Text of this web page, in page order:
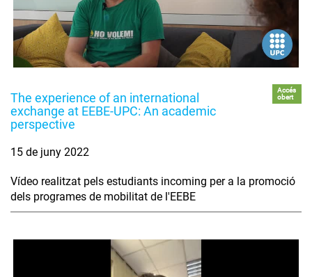
The experience of an international
exchange at EEBE-UPC: An academic
perspective
Accés
obert
15 de juny 2022
Vídeo realitzat pels estudiants incoming per a la promoció
dels programes de mobilitat de l'EEBE